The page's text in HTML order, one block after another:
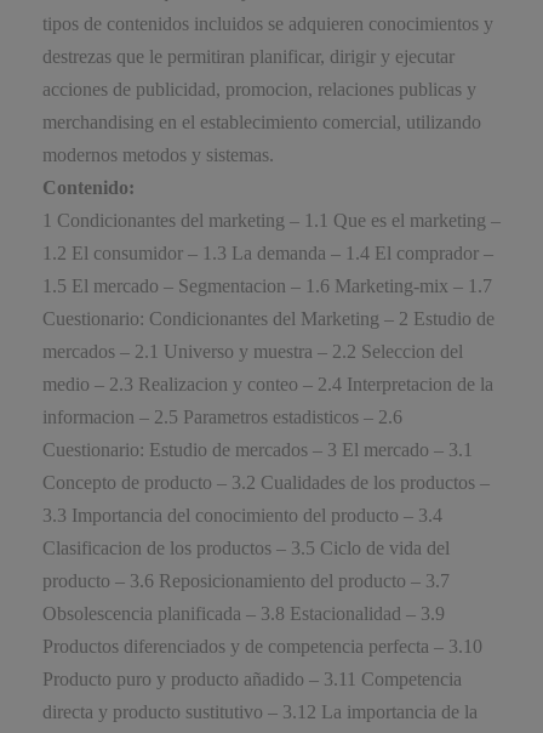
tipos de contenidos incluidos se adquieren conocimientos y
destrezas que le permitiran planificar, dirigir y ejecutar
acciones de publicidad, promocion, relaciones publicas y
merchandising en el establecimiento comercial, utilizando
modernos metodos y sistemas.
Contenido:
1 Condicionantes del marketing – 1.1 Que es el marketing –
1.2 El consumidor – 1.3 La demanda – 1.4 El comprador –
1.5 El mercado – Segmentacion – 1.6 Marketing-mix – 1.7
Cuestionario: Condicionantes del Marketing – 2 Estudio de
mercados – 2.1 Universo y muestra – 2.2 Seleccion del
medio – 2.3 Realizacion y conteo – 2.4 Interpretacion de la
informacion – 2.5 Parametros estadisticos – 2.6
Cuestionario: Estudio de mercados – 3 El mercado – 3.1
Concepto de producto – 3.2 Cualidades de los productos –
3.3 Importancia del conocimiento del producto – 3.4
Clasificacion de los productos – 3.5 Ciclo de vida del
producto – 3.6 Reposicionamiento del producto – 3.7
Obsolescencia planificada – 3.8 Estacionalidad – 3.9
Productos diferenciados y de competencia perfecta – 3.10
Producto puro y producto añadido – 3.11 Competencia
directa y producto sustitutivo – 3.12 La importancia de la